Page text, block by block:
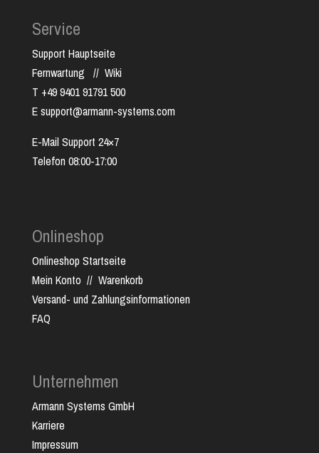
Service
Support Hauptseite
Fernwartung // Wiki
T +49 9401 91791 500
E support@armann-systems.com
E-Mail Support 24×7
Telefon 08:00-17:00
Onlineshop
Onlineshop Startseite
Mein Konto // Warenkorb
Versand- und Zahlungsinformationen
FAQ
Unternehmen
Armann Systems GmbH
Karriere
Impressum